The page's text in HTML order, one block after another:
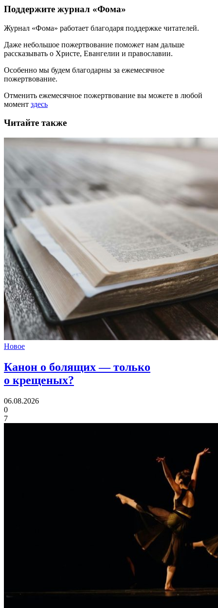
Поддержите журнал «Фома»
Журнал «Фома» работает благодаря поддержке читателей.
Даже небольшое пожертвование поможет нам дальше
рассказывать о Христе, Евангелии и православии.
Особенно мы будем благодарны за ежемесячное
пожертвование.
Отменить ежемесячное пожертвование вы можете в любой
момент здесь
Читайте также
Новое
Канон о болящих— только
о крещеных?
06.08.2026
0
7